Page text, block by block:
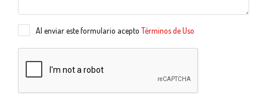
Al enviar este formulario acepto Términos de Uso